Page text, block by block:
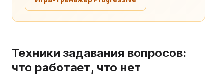
Техники задавания вопросов:
что работает, что нет